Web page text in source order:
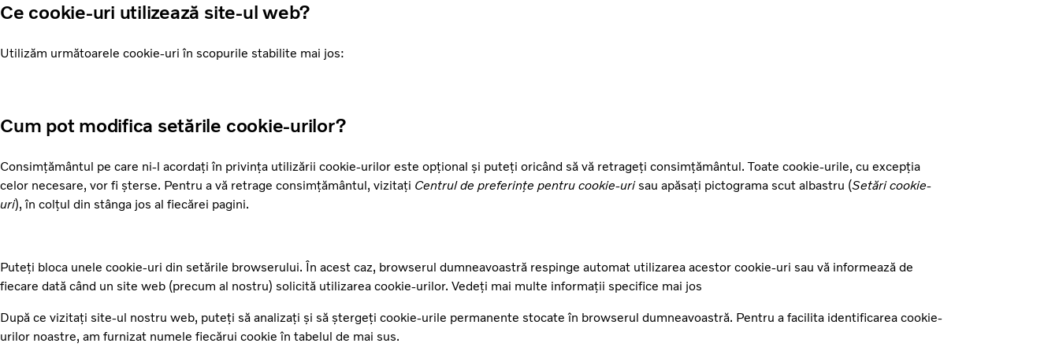
Ce cookie-uri utilizează site-ul web?
Utilizăm următoarele cookie-uri în scopurile stabilite mai jos:
Cum pot modifica setările cookie-urilor?
Consimțământul pe care ni-l acordați în privința utilizării cookie-urilor este opțional și puteți oricând să vă retrageți consimțământul. Toate cookie-urile, cu excepția
celor necesare, vor fi șterse. Pentru a vă retrage consimțământul, vizitați Centrul de preferințe pentru cookie-urisau apăsați pictograma scut albastru (Setări cookie-
uri), în colțul din stânga jos al fiecărei pagini.
Puteți bloca unele cookie-uri din setările browserului. În acest caz, browserul dumneavoastră respinge automat utilizarea acestor cookie-uri sau vă informează de
fiecare dată când un site web (precum al nostru) solicită utilizarea cookie-urilor. Vedeți mai multe informații specifice mai jos
După ce vizitați site-ul nostru web, puteți să analizați și să ștergeți cookie-urile permanente stocate în browserul dumneavoastră. Pentru a facilita identificarea cookie-
urilor noastre, am furnizat numele fiecărui cookie în tabelul de mai sus.